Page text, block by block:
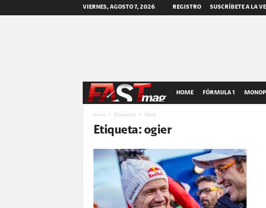
VIERNES, AGOSTO 7, 2026 REGISTRO SUSCRÍBETE A LA
T
m
a
HOME FÓRMULA 1
Inicio Etiquetas Ogier
Etiqueta: ogier